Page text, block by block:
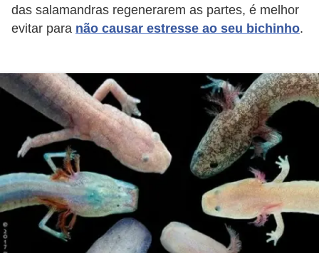
das salamandras regenerarem as partes, é melhor
evitar para não causar estresse ao seu bichinho.
h
o
r
o
s
e
c
a
n
i
n